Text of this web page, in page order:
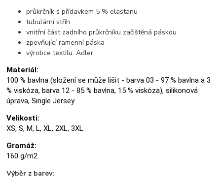
průkrčník s přídavkem 5 % elastanu
tubulární střih
vnitřní část zadního průkrčníku začištěná páskou
zpevňující ramenní páska
výrobce textilu: Adler
Materiál:
100 % bavlna (složení se může lišit - barva 03 - 97 % bavlna a 3
% viskóza, barva 12 - 85 % bavlna, 15 % viskóza), silikonová
úprava, Single Jersey
Velikosti:
XS, S, M, L, XL, 2XL, 3XL
Gramáž:
160 g/m2
Výběr z barev: